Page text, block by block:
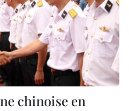
chinoise en